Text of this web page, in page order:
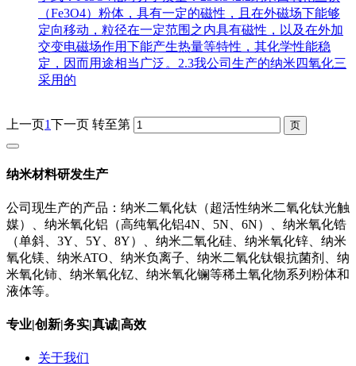
（Fe3O4）粉体，具有一定的磁性，且在外磁场下能够
定向移动，粒径在一定范围之内具有磁性，以及在外加
交变电磁场作用下能产生热量等特性，其化学性能稳
定，因而用途相当广泛。2.3我公司生产的纳米四氧化三
采用的
上一页1下一页 转至第
纳米材料研发生产
公司现生产的产品：纳米二氧化钛（超活性纳米二氧化钛光触
媒）、纳米氧化铝（高纯氧化铝4N、5N、6N）、纳米氧化锆
（单斜、3Y、5Y、8Y）、纳米二氧化硅、纳米氧化锌、纳米
氧化镁、纳米ATO、纳米负离子、纳米二氧化钛银抗菌剂、纳
米氧化铈、纳米氧化钇、纳米氧化镧等稀土氧化物系列粉体和
液体等。
专业|创新|务实|真诚|高效
关于我们